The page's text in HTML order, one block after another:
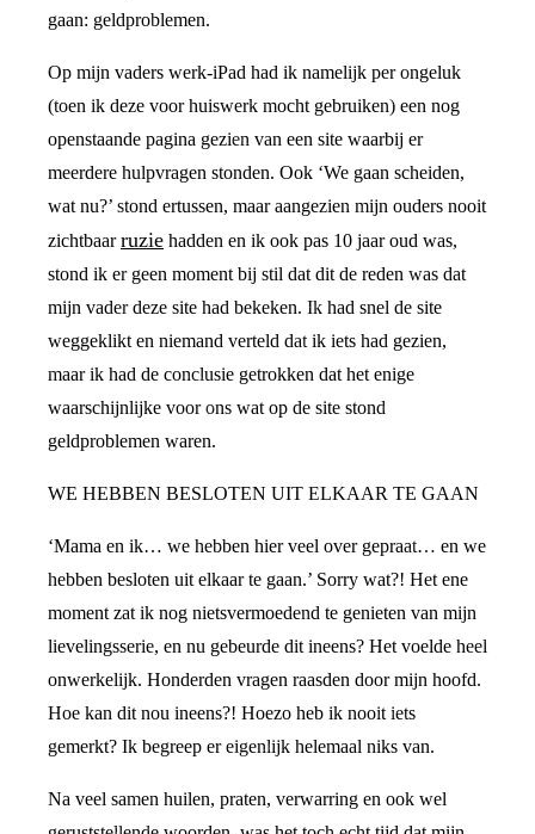
gaan: geldproblemen.
Op mijn vaders werk-iPad had ik namelijk per ongeluk
(toen ik deze voor huiswerk mocht gebruiken) een nog
openstaande pagina gezien van een site waarbij er
meerdere hulpvragen stonden. Ook ‘We gaan scheiden,
wat nu?’ stond ertussen, maar aangezien mijn ouders nooit
zichtbaarruzie hadden en ik ook pas 10 jaar oud was,
stond ik er geen moment bij stil dat dit de reden was dat
mijn vader deze site had bekeken. Ik had snel de site
weggeklikt en niemand verteld dat ik iets had gezien,
maar ik had de conclusie getrokken dat het enige
waarschijnlijke voor ons wat op de site stond
geldproblemen waren.
WE HEBBEN BESLOTEN UIT ELKAAR TE GAAN
‘Mama en ik… we hebben hier veel over gepraat… en we
hebben besloten uit elkaar te gaan.’ Sorry wat?! Het ene
moment zat ik nog nietsvermoedend te genieten van mijn
lievelingsserie, en nu gebeurde dit ineens? Het voelde heel
onwerkelijk. Honderden vragen raasden door mijn hoofd.
Hoe kan dit nou ineens?! Hoezo heb ik nooit iets
gemerkt? Ik begreep er eigenlijk helemaal niks van.
Na veel samen huilen, praten, verwarring en ook wel